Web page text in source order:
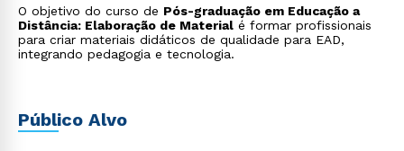
O objetivo do curso de Pós-graduação em Educação a
Distância: Elaboração de Material é formar profissionais
para criar materiais didáticos de qualidade para EAD,
integrando pedagogia e tecnologia.
Público Alvo